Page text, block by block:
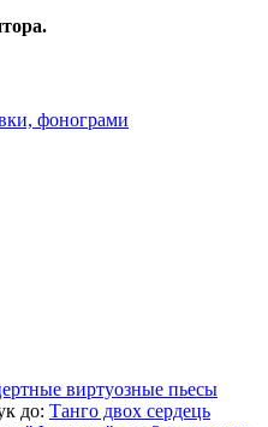
фонограми
виртуозные пьесы
до: Танго двох сердець